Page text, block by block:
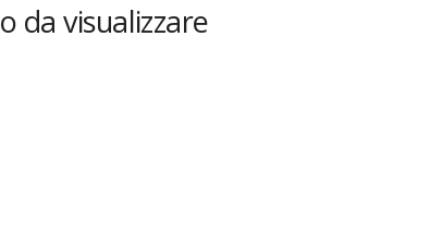
t
da visualizzare